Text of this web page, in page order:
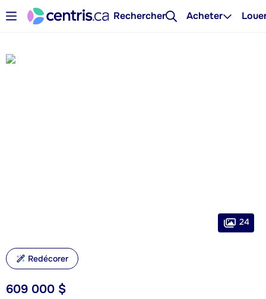
Rechercher Acheter
609 000 $
24
Redécorer